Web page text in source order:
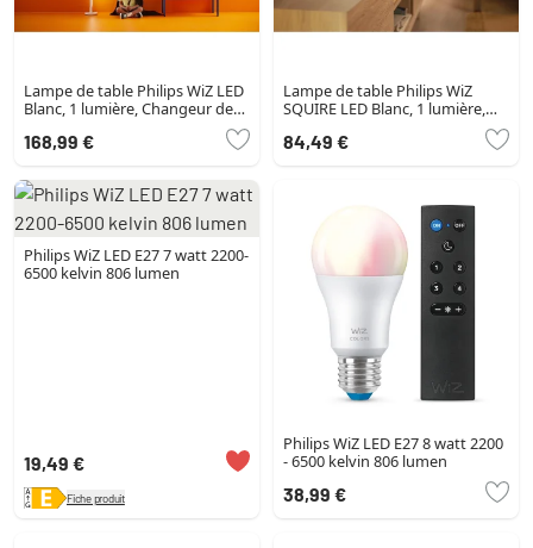
Lampe de table Philips WiZ LED
Blanc, 1 lumière, Changeur de
168,99 €
Lampe de table Philips WiZ
SQUIRE LED Blanc, 1 lumière,
Télécommandes, Changeur de
couleurs
84,49 €
Philips WiZ LED E27 7 watt 2200-
6500 kelvin 806 lumen
19,49 €
Fiche produit
Philips WiZ LED E27 8 watt 2200
- 6500 kelvin 806 lumen
38,99 €